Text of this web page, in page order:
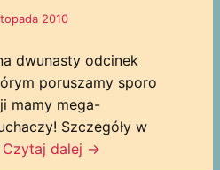
2010
dwunasty odcinek
poruszamy sporo
mamy mega-
Szczegóły w
Czytaj dalej →